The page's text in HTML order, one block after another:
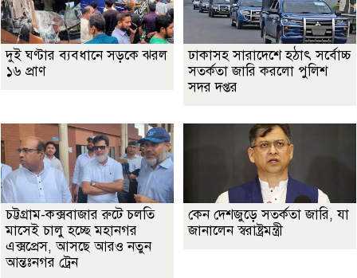
দুই ঘণ্টার ব্যবধানে সড়কে ঝরল
১৬ প্রাণ
ঢাকাসহ সারাদেশে হঠাৎ সর্বোচ্চ
সতর্কতা জা‌রি করলো পুলিশ
সদর দপ্তর
চট্টগ্রাম-কক্সবাজার রুটে চলতি
মাসেই চালু হচ্ছে মহানগর
এক্সপ্রেস, আসছে আরও নতুন
আন্তঃনগর ট্রেন
কেন দেশজুড়ে সতর্কতা জারি, যা
জানালেন স্বরাষ্ট্রমন্ত্রী